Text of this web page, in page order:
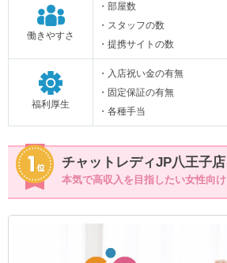
働きやすさ
・部屋数
・スタッフの数
・提携サイトの数
福利厚生
・入店祝い金の有無
・固定保証の有無
・各種手当
チャットレディJP八王子店
本気で高収入を目指したい女性向け